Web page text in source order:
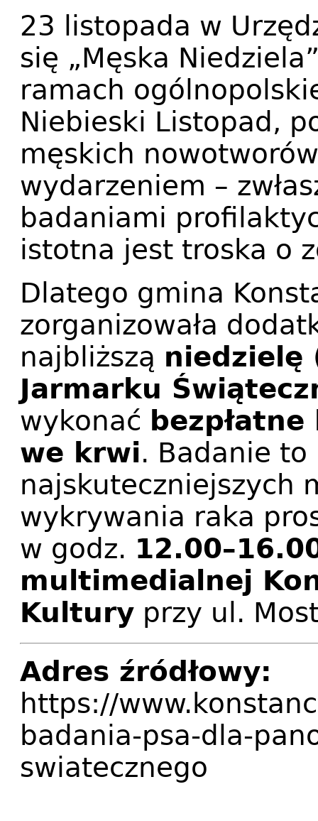
23 listopada w
się „Męska
ramach
Niebieski Listopad,
męskich
wydarzeniem –
badaniami
istotna jest troska o
Dlatego gmina
zorganizowała
najbliższą niedzielę
Jarmarku
wykonać
we krwi. Badanie to
najskuteczniejszych
wykrywania raka
w godz.
multimedialnej
Kultury przy ul.
Adres źródłowy:
https://
badania-psa-dla-
swiatecznego